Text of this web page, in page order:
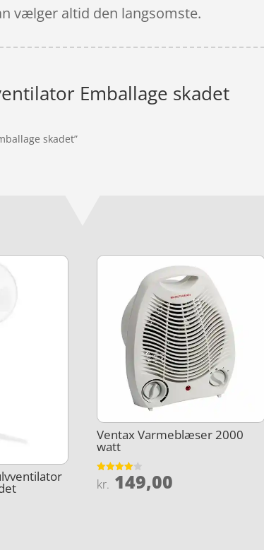
vælger altid den langsomste.
Emballage skadet
skadet”
Ventax Varmeblæser 2000
watt
Vurderet
4
kr. 149,00